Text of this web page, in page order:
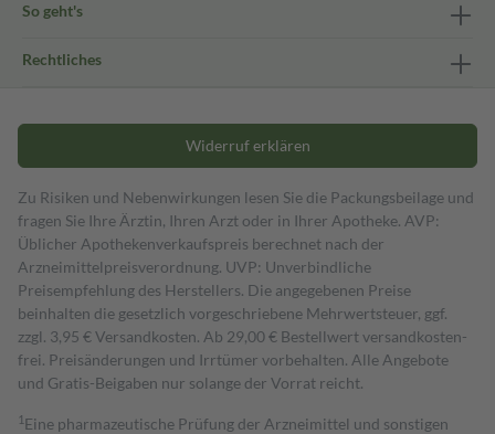
So geht's
Rechtliches
Widerruf erklären
Zu Risiken und Nebenwirkungen lesen Sie die Packungsbeilage und
fragen Sie Ihre Ärztin, Ihren Arzt oder in Ihrer Apotheke. AVP:
Üblicher Apothekenverkaufspreis berechnet nach der
Arzneimittelpreisverordnung. UVP: Unverbindliche
Preisempfehlung des Herstellers. Die angegebenen Preise
beinhalten die gesetzlich vorgeschriebene Mehrwertsteuer, ggf.
zzgl. 3,95 € Versandkosten. Ab 29,00 € Bestell­wert versand­kosten­
frei. Preisänderungen und Irrtümer vorbehalten. Alle Angebote
und Gratis-Beigaben nur solange der Vorrat reicht.
1 Eine pharmazeutische Prüfung der Arzneimittel und sonstigen